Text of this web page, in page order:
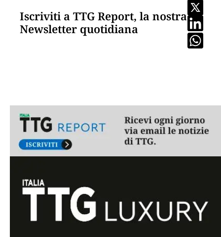
Iscriviti a TTG Report, la nostra
Newsletter quotidiana